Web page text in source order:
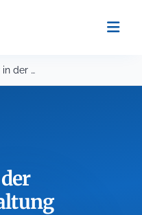
Neueinsteiger in der Kommunalverwaltung